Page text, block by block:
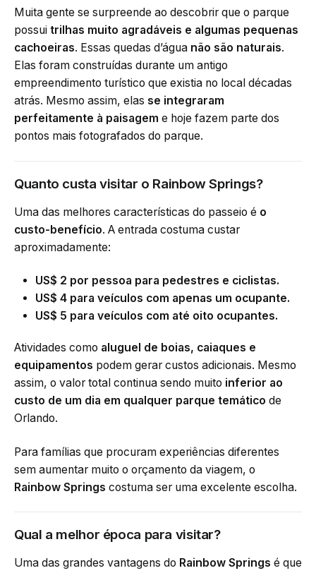
Muita gente se surpreende ao descobrir que o parque
possui trilhas muito agradáveis e algumas pequenas
cachoeiras. Essas quedas d’água não são naturais.
Elas foram construídas durante um antigo
empreendimento turístico que existia no local décadas
atrás. Mesmo assim, elas se integraram
perfeitamente à paisagem e hoje fazem parte dos
pontos mais fotografados do parque.
Quanto custa visitar o Rainbow Springs?
Uma das melhores características do passeio é o
custo-benefício. A entrada costuma custar
aproximadamente:
US$ 2 por pessoa para pedestres e ciclistas.
US$ 4 para veículos com apenas um ocupante.
US$ 5 para veículos com até oito ocupantes.
Atividades como aluguel de boias, caiaques e
equipamentos podem gerar custos adicionais. Mesmo
assim, o valor total continua sendo muito inferior ao
custo de um dia em qualquer parque temático de
Orlando.
Para famílias que procuram experiências diferentes
sem aumentar muito o orçamento da viagem, o
Rainbow Springs costuma ser uma excelente escolha.
Qual a melhor época para visitar?
Uma das grandes vantagens do Rainbow Springs é que